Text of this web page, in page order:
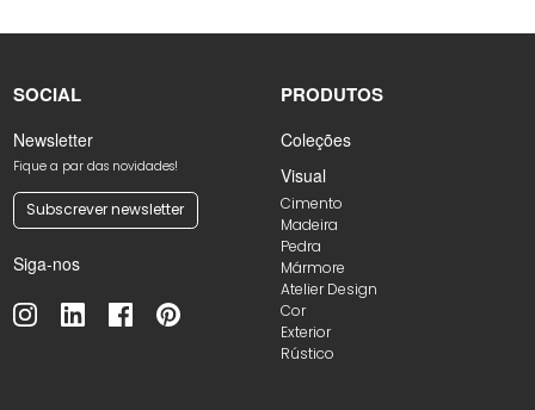
SOCIAL
Newsletter
Fique a par das novidades!
Subscrever newsletter
Siga-nos
PRODUTOS
Coleções
Visual
Cimento
Madeira
Pedra
Mármore
Atelier Design
Cor
Exterior
Rústico